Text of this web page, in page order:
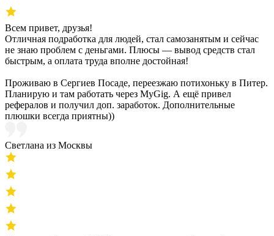
Всем привет, друзья!
Отличная подработка для людей, стал самозанятым и сейчас
не знаю проблем с деньгами. Плюсы — вывод средств стал
быстрым, а оплата труда вполне достойная!
Проживаю в Сергиев Посаде, переезжаю потихоньку в Питер.
Планирую и там работать через MyGig. А ещё привел
рефералов и получил доп. заработок. Дополнительные
плюшки всегда приятны))
Светлана из Москвы